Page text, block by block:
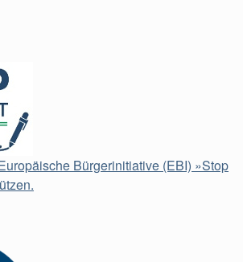
Bürgerinitiative (EBI) »Stop